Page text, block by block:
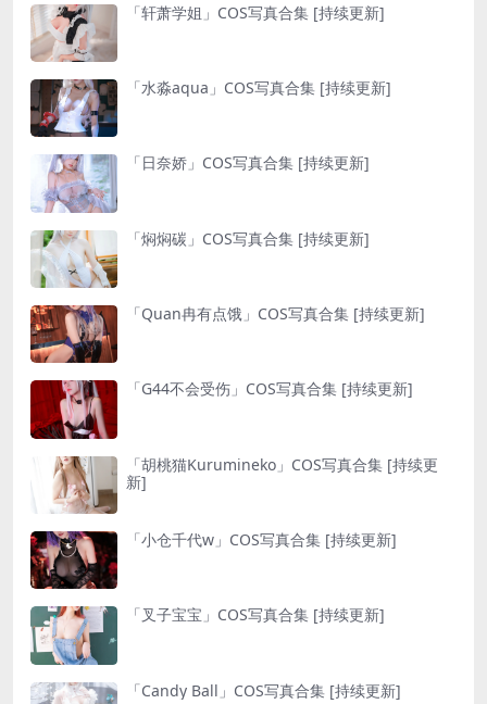
「轩萧学姐」COS写真合集 [持续更新]
「水淼aqua」COS写真合集 [持续更新]
「日奈娇」COS写真合集 [持续更新]
「焖焖碳」COS写真合集 [持续更新]
「Quan冉有点饿」COS写真合集 [持续更新]
「G44不会受伤」COS写真合集 [持续更新]
「胡桃猫Kurumineko」COS写真合集 [持续更
新]
「小仓千代w」COS写真合集 [持续更新]
「叉子宝宝」COS写真合集 [持续更新]
「Candy Ball」COS写真合集 [持续更新]